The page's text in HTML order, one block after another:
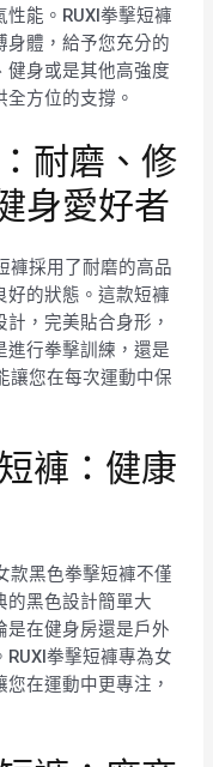
能。RUXI拳擊短褲
身體，給予您充分的
健身或是其他高強度
方位的支撐。
耐磨、修
身愛好者
褲採用了耐磨的高品
好的狀態。這款短褲
，完美貼合身形，
進行拳擊訓練，還是
讓您在每次運動中保
褲：健康
款黑色拳擊短褲不僅
的黑色設計簡單大
是在健身房還是戶外
拳擊短褲專為女
在運動中更專注，